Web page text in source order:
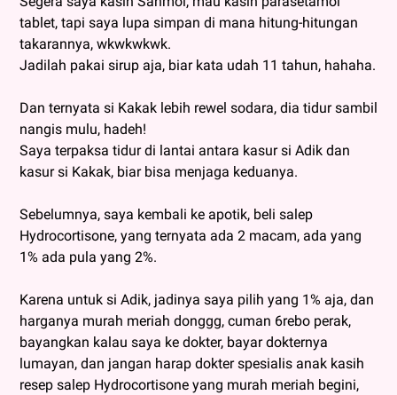
tablet, tapi saya lupa simpan di mana hitung-hitungan
takarannya, wkwkwkwk.
Jadilah pakai sirup aja, biar kata udah 11 tahun, hahaha.
Dan ternyata si Kakak lebih rewel sodara, dia tidur sambil
nangis mulu, hadeh!
Saya terpaksa tidur di lantai antara kasur si Adik dan
kasur si Kakak, biar bisa menjaga keduanya.
Sebelumnya, saya kembali ke apotik, beli salep
Hydrocortisone, yang ternyata ada 2 macam, ada yang
1% ada pula yang 2%.
Karena untuk si Adik, jadinya saya pilih yang 1% aja, dan
harganya murah meriah donggg, cuman 6rebo perak,
bayangkan kalau saya ke dokter, bayar dokternya
lumayan, dan jangan harap dokter spesialis anak kasih
resep salep Hydrocortisone yang murah meriah begini,